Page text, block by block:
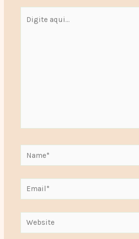
aqui...
Name*
Email*
Website